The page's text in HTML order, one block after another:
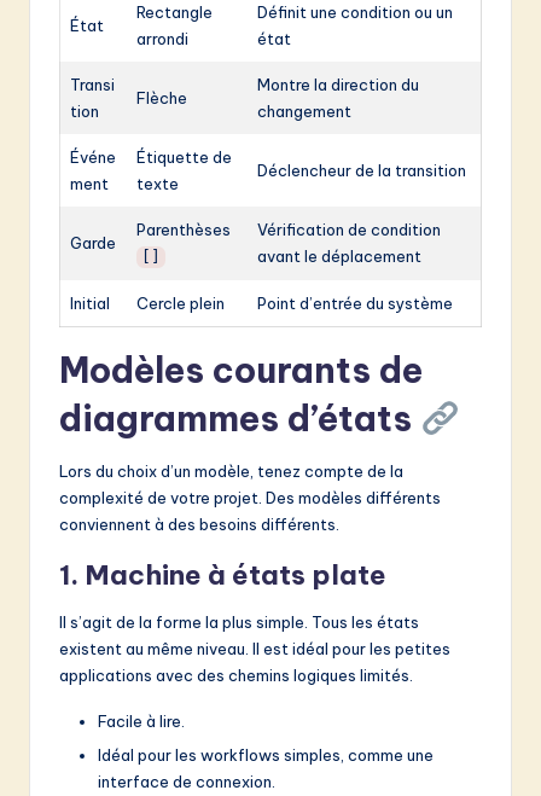
État
Rectangle
arrondi
Définit une condition ou un
état
Transi
tion
Flèche
Montre la direction du
changement
Événe
ment
Étiquette de
texte
Déclencheur de la transition
Garde
Parenthèses
Vérification de condition
avant le déplacement
Initial Cercle plein Point d’entrée du système
Modèles courants de
diagrammes d’états
Lors du choix d’un modèle, tenez compte de la
complexité de votre projet. Des modèles différents
conviennent à des besoins différents.
1. Machine à états plate
Il s’agit de la forme la plus simple. Tous les états
existent au même niveau. Il est idéal pour les petites
applications avec des chemins logiques limités.
Facile à lire.
Idéal pour les workflows simples, comme une
interface de connexion.